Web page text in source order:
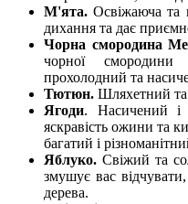
М'ята.Освіжаюча та
дихання та дає
Чорна смородина
чорної
прохолодний та
Тютюн. Шляхетний
Ягоди. Насичений і
яскравість ожини та
багатий і
Яблуко. Свіжий та
змушує вас
дерева.